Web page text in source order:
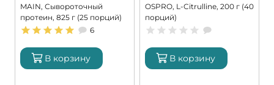
MAIN, Сывороточный
протеин, 825 г (25 порций)
6
В корзину
OSPRO, L-Citrulline, 200 г (40
порций)
В корзину